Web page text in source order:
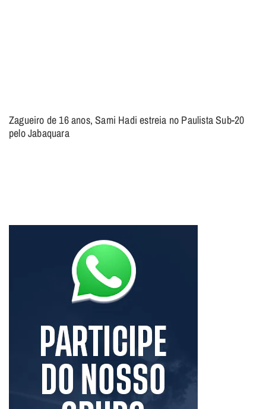
Zagueiro de 16 anos, Sami Hadi estreia no Paulista Sub-20
pelo Jabaquara